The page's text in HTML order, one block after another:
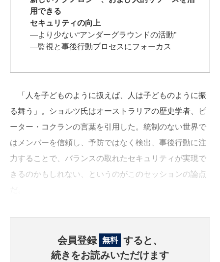
用できる
セキュリティの向上
―より少ない“アンダーグラウンドの活動”
―監視と事後行動プロセスにフォーカス
「人を子どものように扱えば、人は子どものように振
る舞う」。ショルツ氏はオーストラリアの歴史学者、ピ
ーター・コクランの言葉を引用した。統制のない世界で
はメンバーを信頼し、予防ではなく検出、事後行動に注
力することで、バランスの取れたセキュリティが実現で
きるのかもしれない、というのがこのセッションの論点
会員登録 無料 すると、
続きをお読みいただけます